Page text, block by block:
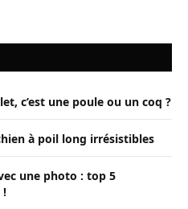
c’est une poule ou un coq ?
à poil long irrésistibles
une photo : top 5
!